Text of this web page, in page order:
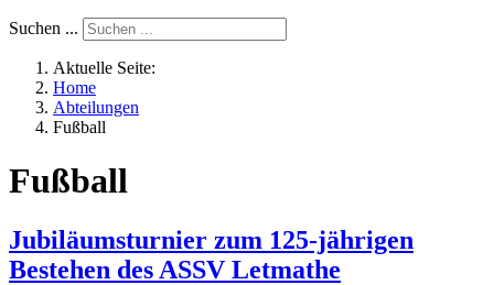
Suchen ...
Aktuelle Seite:
Home
Abteilungen
Fußball
Fußball
Jubiläumsturnier zum 125-jährigen
Bestehen des ASSV Letmathe